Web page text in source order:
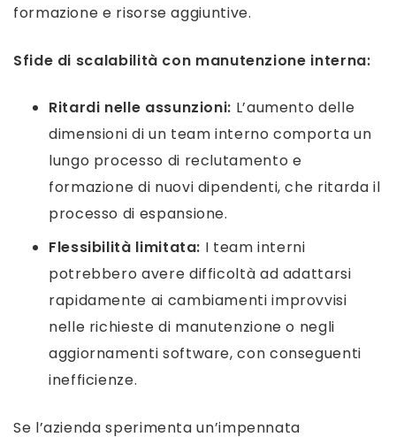
formazione e risorse aggiuntive.
Sfide di scalabilità con manutenzione interna:
Ritardi nelle assunzioni: L’aumento delle
dimensioni di un team interno comporta un
lungo processo di reclutamento e
formazione di nuovi dipendenti, che ritarda il
processo di espansione.
Flessibilità limitata: I team interni
potrebbero avere difficoltà ad adattarsi
rapidamente ai cambiamenti improvvisi
nelle richieste di manutenzione o negli
aggiornamenti software, con conseguenti
inefficienze.
Se l’azienda sperimenta un’impennata